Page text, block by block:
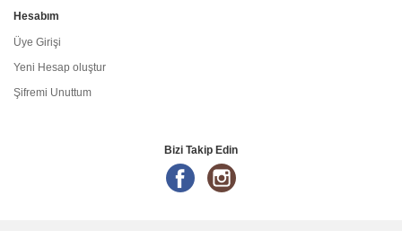
Hesabım
Üye Girişi
Yeni Hesap oluştur
Şifremi Unuttum
Bizi Takip Edin